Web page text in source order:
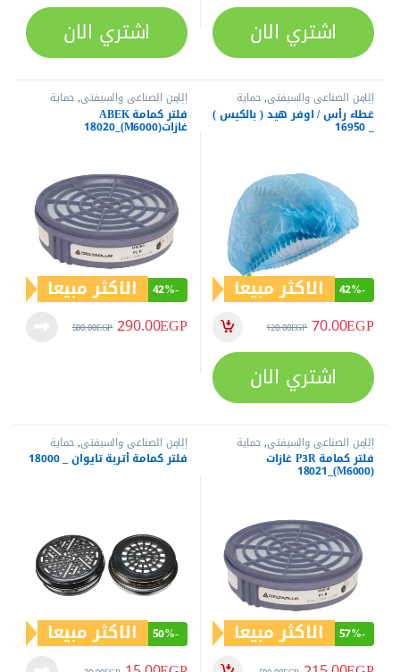
اشتري الان اشتري الان
الأمن الصناعي والسيفتي,حماية
الرأس
غطاء رأس / اوفر هيد ( بالكيس )
_ 16950
-
42% الاكثر مبيعا
70.00EGP
120.00EGP
اشتري الان
الأمن الصناعي والسيفتي,حماية
الرأس فلتر كمامة ABEK
غازات(M6000)_18020
-
42% الاكثر مبيعا
290.00EGP
500.00EGP
الأمن الصناعي والسيفتي,حماية
الرأس فلتر كمامة P3R غازات
(M6000)_18021
-
57% الاكثر مبيعا
الأمن الصناعي والسيفتي,حماية
الرأس
فلتر كمامة أتربة تايوان _ 18000
-
50% الاكثر مبيعا